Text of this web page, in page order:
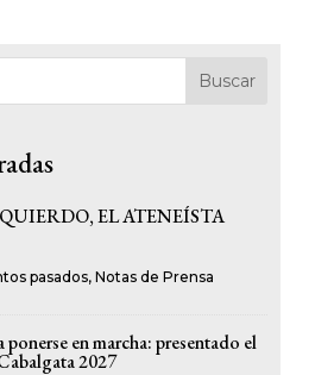
Buscar
EL ATENEÍSTA
pasados, Notas de Prensa
en marcha: presentado el
2027